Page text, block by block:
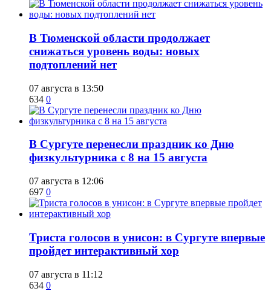
​В Тюменской области продолжает
снижаться уровень воды: новых
подтоплений нет
07 августа в 13:50
634 0
​В Сургуте перенесли праздник ко Дню
физкультурника с 8 на 15 августа
07 августа в 12:06
697 0
​Триста голосов в унисон: в Сургуте впервые
пройдет интерактивный хор
07 августа в 11:12
634 0